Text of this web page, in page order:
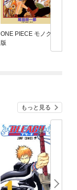
ONE PIECE モノクロ
版
もっと見る